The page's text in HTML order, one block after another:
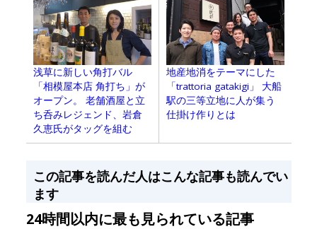
浅草に新しい角打バル
「相模屋本店 角打ち」が
オープン。 老舗酒屋と立
ち呑みレジェンド、岩倉
久恵氏がタッグを組む
地産地消をテーマにした
「trattoria gatakigi」 大船
駅の三等立地に人が集う
仕掛け作りとは
この記事を読んだ人はこんな記事も読んでい
ます
24時間以内に最も見られている記事